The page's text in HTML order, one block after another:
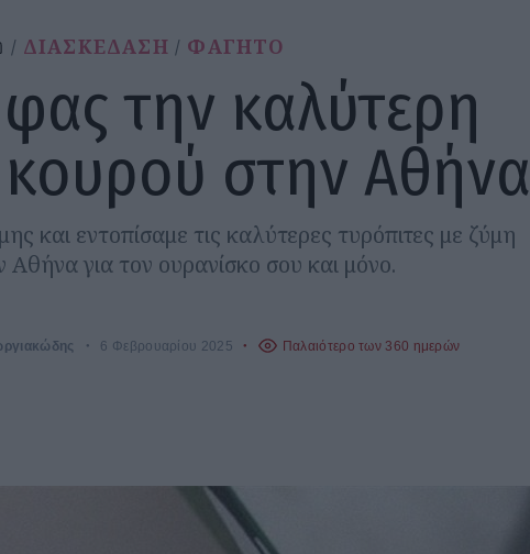
ΔΙΑΣΚΕΔΑΣΗ ΦΑΓΗΤΟ
την καλύτερη
στην Αθήνα
και εντοπίσαμε τις καλύτερες τυρόπιτες με ζύμη
Αθήνα για τον ουρανίσκο σου και μόνο.
6 Φεβρουαρίου 2025 Παλαιότερο των 360 ημερών